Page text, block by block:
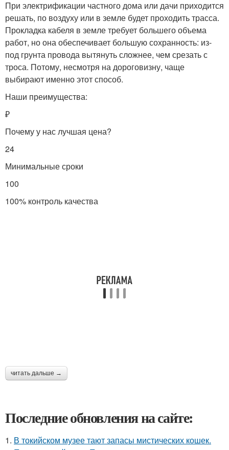
При электрификации частного дома или дачи приходится
решать, по воздуху или в земле будет проходить трасса.
Прокладка кабеля в земле требует большего объема
работ, но она обеспечивает большую сохранность: из-
под грунта провода вытянуть сложнее, чем срезать с
троса. Потому, несмотря на дороговизну, чаще
выбирают именно этот способ.
Наши преимущества:
₽
Почему у нас лучшая цена?
24
Минимальные сроки
100
100% контроль качества
читать дальше →
Последние обновления на сайте:
1. В токийском музее тают запасы мистических кошек.